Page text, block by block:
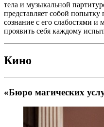
тела и музыкальной
представляет собой попытку
сознание с его слабостями
проявить себя каждому
Кино
«Бюро магических